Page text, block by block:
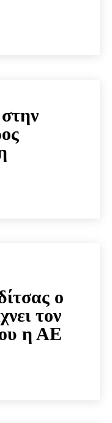
ο
τον
η ΑΕ